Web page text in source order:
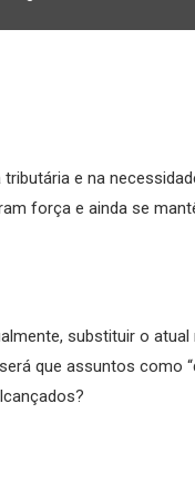
e na
força e ainda se
substituir o
que assuntos como